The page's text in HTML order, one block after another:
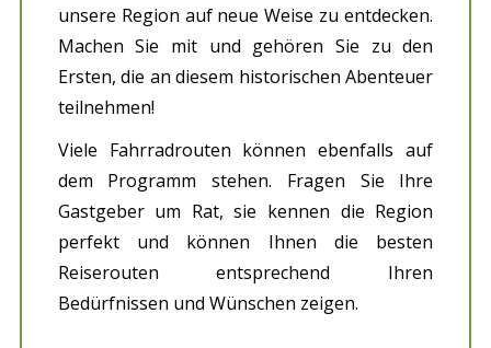
unsere Region auf neue Weise zu entdecken.
Machen Sie mit und gehören Sie zu den
Ersten, die an diesem historischen Abenteuer
teilnehmen!
Viele Fahrradrouten können ebenfalls auf
dem Programm stehen. Fragen Sie Ihre
Gastgeber um Rat, sie kennen die Region
perfekt und können Ihnen die besten
Reiserouten entsprechend Ihren
Bedürfnissen und Wünschen zeigen.